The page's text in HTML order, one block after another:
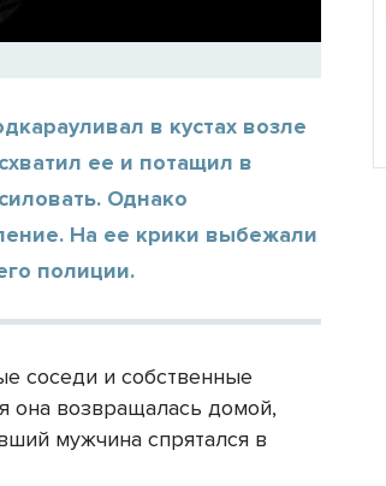
в кустах возле
ее и потащил в
Однако
На ее крики выбежали
полиции.
соседи и собственные
она возвращалась домой,
мужчина спрятался в